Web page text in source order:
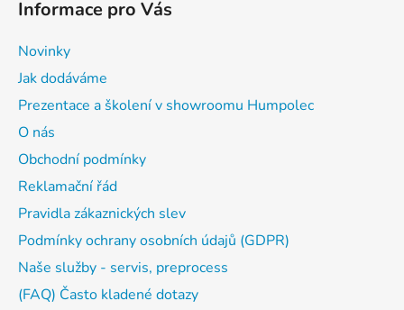
Informace pro Vás
Novinky
Jak dodáváme
Prezentace a školení v showroomu Humpolec
O nás
Obchodní podmínky
Reklamační řád
Pravidla zákaznických slev
Podmínky ochrany osobních údajů (GDPR)
Naše služby - servis, preprocess
(FAQ) Často kladené dotazy